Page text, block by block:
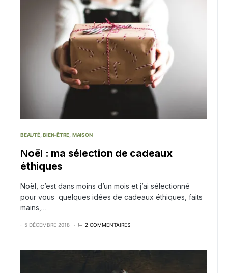
BEAUTÉ BIEN-ÊTRE MAISON
Noël : ma sélection de cadeaux
éthiques
Noël, c’est dans moins d’un mois et j’ai sélectionné
pour vous quelques idées de cadeaux éthiques, faits
mains,…
5 DÉCEMBRE 2018 2 COMMENTAIRES